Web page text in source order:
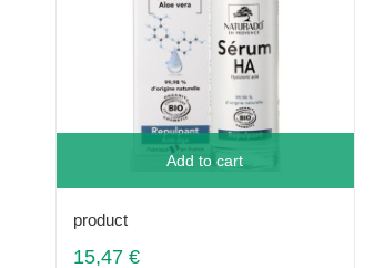
Add to cart
product
15,47 €